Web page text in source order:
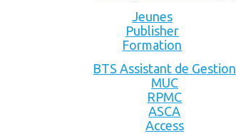
Jeunes
Publisher
Formation
BTS Assistant de Gestion
MUC
RPMC
ASCA
Access